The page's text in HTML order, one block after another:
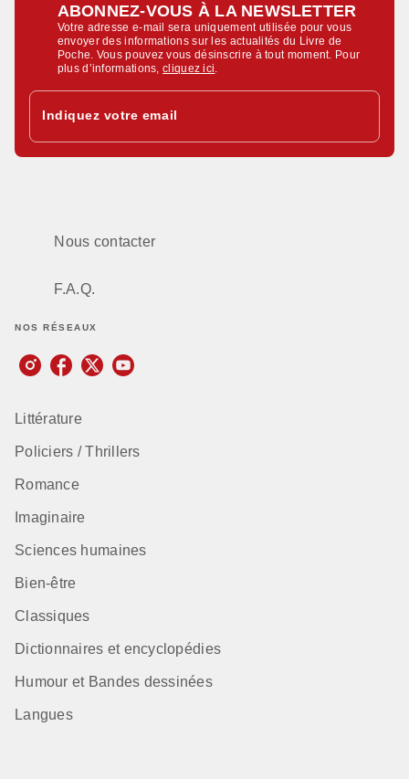
ABONNEZ-VOUS À LA NEWSLETTER
Votre adresse e-mail sera uniquement utilisée pour vous
envoyer des informations sur les actualités du Livre de
Poche. Vous pouvez vous désinscrire à tout moment. Pour
plus d’informations,cliquez ici
Indiquez votre email
Nous contacter
F.A.Q.
NOS RÉSEAUX
Littérature
Policiers / Thrillers
Romance
Imaginaire
Sciences humaines
Bien-être
Classiques
Dictionnaires et encyclopédies
Humour et Bandes dessinées
Langues